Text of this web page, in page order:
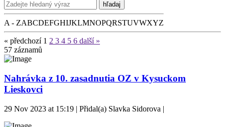
hľadaj
A - ZABCDEFGHIJKLMNOPQRSTUVWXYZ
« předchozí 1 2 3 4 5 6 další »
57 záznamů
Nahrávka z 10. zasadnutia OZ v Kysuckom
Lieskovci
29 Nov 2023 at 15:19 | Přidal(a) Slavka Sidorova |